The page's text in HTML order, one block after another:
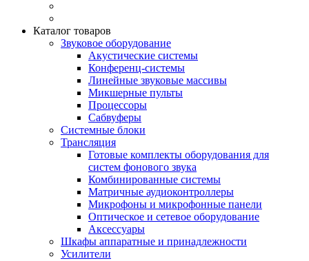
Каталог товаров
Звуковое оборудование
Акустические системы
Конференц-системы
Линейные звуковые массивы
Микшерные пульты
Процессоры
Сабвуферы
Системные блоки
Трансляция
Готовые комплекты оборудования для
систем фонового звука
Комбинированные системы
Матричные аудиоконтроллеры
Микрофоны и микрофонные панели
Оптическое и сетевое оборудование
Аксессуары
Шкафы аппаратные и принадлежности
Усилители